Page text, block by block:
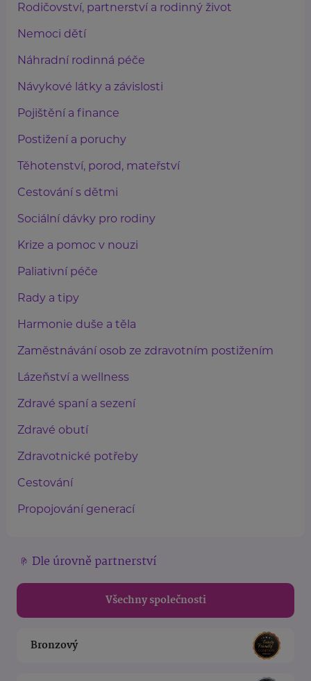
Rodičovství, partnerství a rodinný život
Nemoci dětí
Náhradní rodinná péče
Návykové látky a závislosti
Pojištění a finance
Postižení a poruchy
Těhotenství, porod, mateřství
Cestování s dětmi
Sociální dávky pro rodiny
Krize a pomoc v nouzi
Paliativní péče
Rady a tipy
Harmonie duše a těla
Zaměstnávání osob ze zdravotním postižením
Lázeňství a wellness
Zdravé spaní a sezení
Zdravé obutí
Zdravotnické potřeby
Cestování
Propojování generací
Dle úrovně partnerství
Všechny společnosti
Bronzový